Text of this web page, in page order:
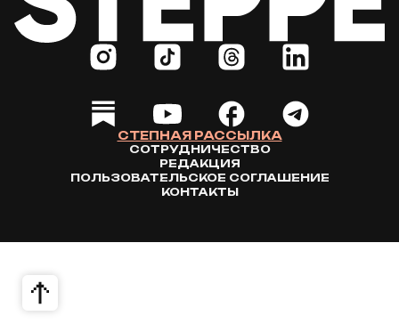
СТЕПНАЯ РАССЫЛКА
СОТРУДНИЧЕСТВО
РЕДАКЦИЯ
ПОЛЬЗОВАТЕЛЬСКОЕ СОГЛАШЕНИЕ
КОНТАКТЫ